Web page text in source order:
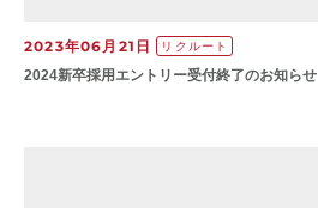
2023年06月21日 リクルート
2024新卒採用エントリー受付終了のお知らせ